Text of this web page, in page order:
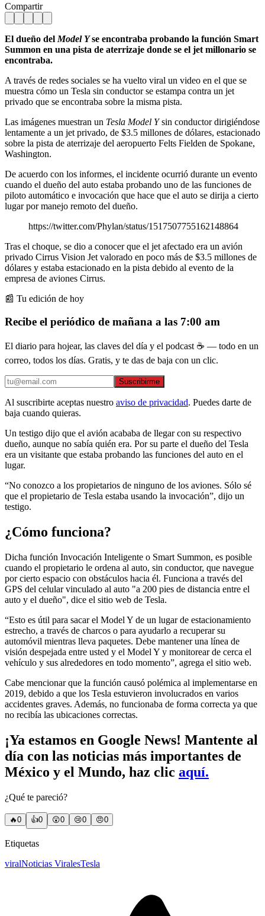
Compartir
El dueño del Model Yse encontraba probando la función Smart
Summon en una pista de aterrizaje donde se el jet millonario se
encontraba.
A través de redes sociales se ha vuelto viral un video en el que se
muestra cómo un Tesla sin conductor se estampa contra un jet
privado que se encontraba sobre la misma pista.
Las imágenes muestran un Tesla Model Ysin conductor dirigiéndose
lentamente a un jet privado, de $3.5 millones de dólares, estacionado
sobre la pista de aterrizaje del aeropuerto Felts Fielden de Spokane,
Washington.
De acuerdo con los informes, el incidente ocurrió durante un evento
cuando el dueño del auto estaba probando uno de las funciones de
piloto automático e invocación que hace que el auto se dirija a cierto
lugar por manejo remoto del dueño.
https://twitter.com/Phylan/status/1517507755162148864
Tras el choque, se dio a conocer que el jet afectado era un avión
privado Cirrus Vision Jet valorado en poco más de $3.5 millones de
dólares y estaba estacionado en la pista debido al evento de la
empresa de aviones Cirrus.
📰 Tu edición de hoy
Recibe el periódico de mañana a las 7:00 am
El diario para hojear, las claves del día y el podcast ☕ — todo en un
correo, todos los días. Gratis, y te das de baja con un clic.
Suscribirme
Al suscribirte aceptas nuestro aviso de privacidad. Puedes darte de
baja cuando quieras.
Un testigo dijo que el avión acababa de llegar con su respectivo
dueño, aunque no sabía quién era. Por su parte el dueño del Tesla
era un visitante que estaba probando las funciones del auto en el
lugar.
“No conozco a los propietarios de ninguno de los aviones. Sólo sé
que el propietario de Tesla estaba usando la invocación”, dijo un
testigo.
¿Cómo funciona?
Dicha función Invocación Inteligente o Smart Summon, es posible
cuando el propietario le ordena al auto, sin conductor, que navegue
por cierto espacio con obstáculos hacia él. Funciona a través del
GPS del celular vinculado al auto "a 200 pies de distancia entre el
auto y el dueño", dice el sitio web de Tesla.
“Esto es útil para sacar el Model Y de un lugar de estacionamiento
estrecho, a través de charcos o para ayudarlo a recuperar su
automóvil mientras lleva paquetes. Debe mantener una línea de
visión despejada entre usted y el Model Y y monitorear de cerca el
vehículo y sus alrededores en todo momento”, agrega el sitio web.
Cabe mencionar que la función causó polémica al implementarse en
2019, debido a que los Tesla estuvieron involucrados en varios
accidentes graves. Además, no funcionaba de forma correcta ya que
no recibía las ubicaciones correctas.
¡Ya estamos en Google News! Mantente al
día con las noticias más importantes de
México y el Mundo, haz clic aquí.
¿Qué te pareció?
🔥0 👍0 😲0 😢0 😠0
Etiquetas
viralNoticias ViralesTesla